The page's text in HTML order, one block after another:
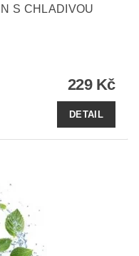
S CHLADIVOU
229 Kč
DETAIL